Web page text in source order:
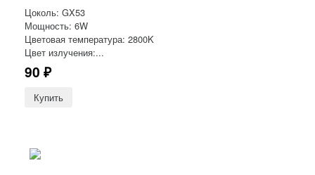
Цоколь: GX53
Мощность: 6W
Цветовая температура: 2800K
Цвет излучения:...
90 ₽